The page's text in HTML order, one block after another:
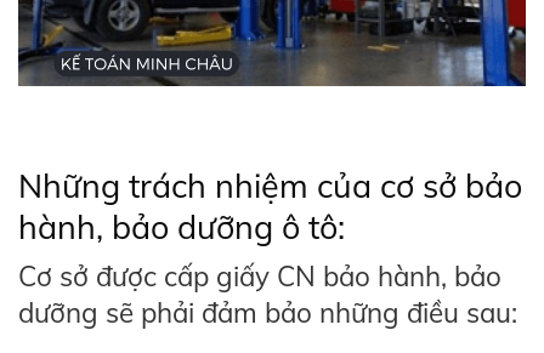
Những trách nhiệm của cơ sở bảo
hành, bảo dưỡng ô tô:
Cơ sở được cấp giấy CN bảo hành, bảo
dưỡng sẽ phải đảm bảo những điều sau: